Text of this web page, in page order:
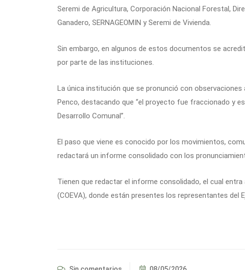
Seremi de Agricultura, Corporación Nacional Forestal,
Ganadero, SERNAGEOMIN y Seremi de Vivienda.
Sin embargo, en algunos de estos documentos se
por parte de las instituciones.
La única institución que se pronunció con
Penco, destacando que “el proyecto fue fraccionado y
Desarrollo Comunal”.
El paso que viene es conocido por los movimientos,
redactará un informe consolidado con los
Tienen que redactar el informe consolidado, el cual
(COEVA), donde están presentes los representantes del